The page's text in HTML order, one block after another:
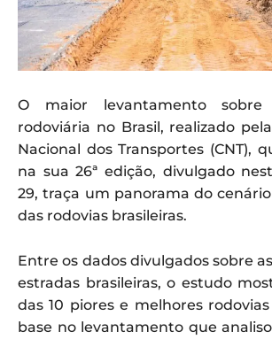
O maior levantamento sobre
rodoviária no Brasil, realizado
Nacional dos Transportes (CNT),
na sua 26ª edição, divulgado
29, traça um panorama do
das rodovias brasileiras.
Entre os dados divulgados sobre
estradas brasileiras, o estudo
das 10 piores e melhores
base no levantamento que